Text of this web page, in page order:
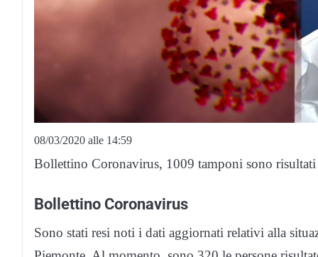
08/03/2020 alle 14:59
Bollettino Coronavirus, 1009 tamponi sono
Bollettino Coronavirus
Sono stati resi noti i dati aggiornati relativi alla